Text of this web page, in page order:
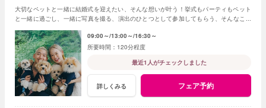
大切なペットと一緒に結婚式を迎えたい、そんな想いが叶う！挙式もパーティもペット
と一緒に過ごし、一緒に写真を撮る、演出のひとつとして参加してもらう、そんなこと
09:00～ 13:00～ 16:30～
120分程度
最近1人がチェックしました
詳しくみる フェア予約